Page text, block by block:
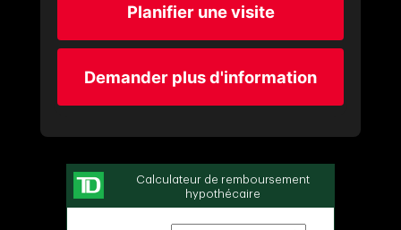
Planifier une visite
Demander plus d'information